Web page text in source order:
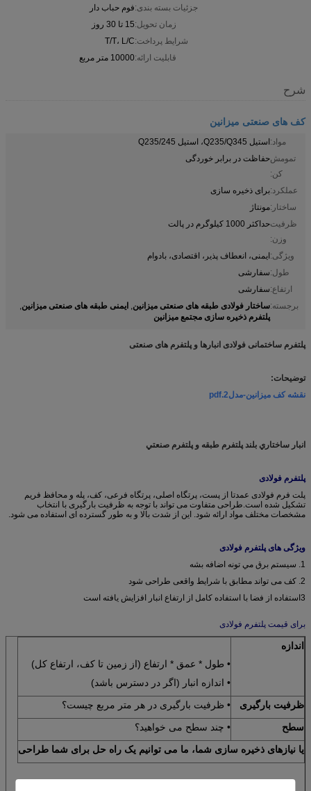
جزئیات بسته بندی:فوم حباب دار
زمان تحویل:15 تا 30 روز
شرایط پرداخت:T/T، L/C
قابلیت ارائه:10000 متر مربع
شرح
کف های صنعتی میزانین
مواد:استیل Q235/Q345، استیل Q235/245
تمومش
کن:
حفاظت در برابر خوردگی
عملکرد:برای ذخیره سازی
ساختار:مونتاژ
ظرفیت
وزن:
حداکثر 1000 کیلوگرم در پالت
ویژگی:ایمنی، انعطاف پذیر، اقتصادی، بادوام
طول:سفارشی
ارتفاع:سفارشی
برجسته:ساختار فولادی طبقه های صنعتی میزانین, ایمنی طبقه های صنعتی میزانین,
پلتفرم ذخیره سازی مجتمع میزانین
پلتفرم ساختمانی فولادی انبارها و پلتفرم های صنعتی
توضیحات:
نقشه کف میزانین-مدل2.pdf
انبار ساختاري بلند پلتفرم طبقه و پلتفرم صنعتي
پلتفرم فولادی
پلت فرم فولادی عمدتا از پست، پرتگاه اصلی، پرتگاه فرعی، کف، پله و محافظ فریم
تشکیل شده است.طراحی متفاوت می تواند با توجه به ظرفیت بارگیری با انتخاب
مشخصات مختلف مواد ارائه شود. این از شدت بالا و به طور گسترده ای استفاده می شود.
ویژگی های پلتفرم فولادی
1. سيستم برق مي تونه اضافه بشه
2. کف می تواند مطابق با شرایط واقعی طراحی شود
3استفاده از فضا با استفاده کامل از ارتفاع انبار افزایش یافته است
برای قیمت پلتفرم فولادی
اندازه
• طول * عمق * ارتفاع (از زمین تا کف، ارتفاع کل)
• اندازه انبار (اگر در دسترس باشد)
ظرفیت بارگیری
• ظرفیت بارگیری در هر متر مربع چیست؟
سطح
• چند سطح می خواهید؟
یا نیازهای ذخیره سازی شما، ما می توانیم یک راه حل برای شما طراحی